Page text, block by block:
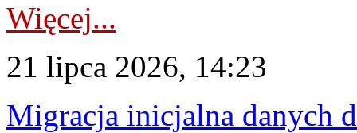
Więcej...
21 lipca 2026, 14:23
Migracja inicjalna danych